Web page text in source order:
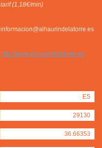
tarif (1,18€/min)
informacion@alhaurindelatorre.es
http://www.alhaurindelatorre.es
ES
29130
36.66353